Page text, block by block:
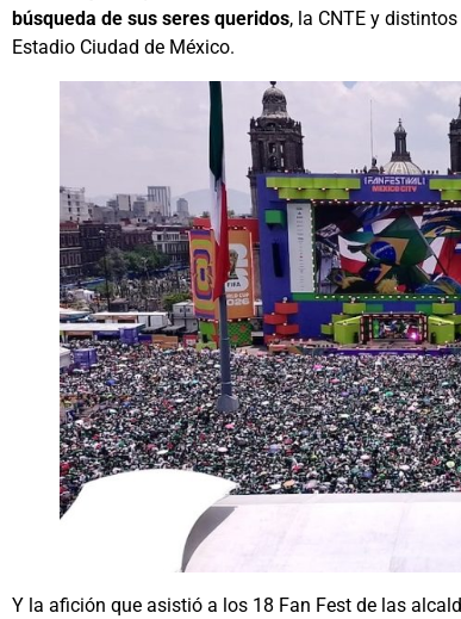
búsqueda de sus seres queridos, la CNTE y
Estadio Ciudad de México.
Y la afición que asistió a los 18 Fan Fest de las